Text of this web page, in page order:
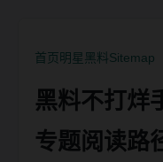
首页明星黑料Sitemap
黑料不打烊
专题阅读路